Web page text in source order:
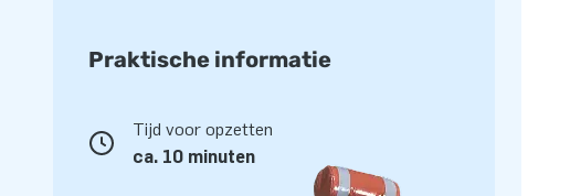
Al meer dan 15 jaar laat JB mensen wereldwijd een gat in de lucht te
15.000 klanten in totaal. Dankzij ons team van designers,
medewerkers, want zij leveren unieke opblaasattracties op grootse
zijn verzekerd van onze professionele service en levering. Zij
Praktische informatie
Tijd voor opzetten
ca. 10 minuten